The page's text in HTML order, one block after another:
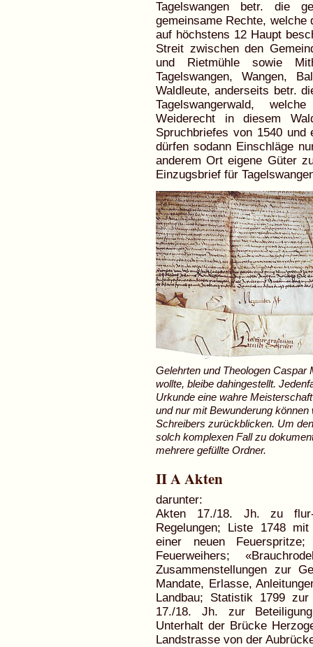
Tagelswangen betr. die
gemeinsame Rechte,
auf höchstens 12 Haupt
Streit zwischen den
und Rietmühle sowie
Tagelswangen, Wangen,
Waldleute, anderseits betr.
Tagelswangerwald,
Weiderecht in diesem
Spruchbriefes von 1540
dürfen sodann Einschläge
anderem Ort eigene Güter
Einzugsbrief für
Gelehrten und Theologen
wollte, bleibe dahingestellt.
Urkunde eine wahre
und nur mit Bewunderung
Schreibers zurückblicken. Um
solch komplexen Fall zu
mehrere gefüllte Ordner.
II A Akten
darunter:
Akten 17./18. Jh. zu flur-
Regelungen; Liste 1748
einer neuen
Feuerweihers;
Zusammenstellungen zur
Mandate, Erlasse,
Landbau; Statistik 1799
17./18. Jh. zur
Unterhalt der Brücke
Landstrasse von der